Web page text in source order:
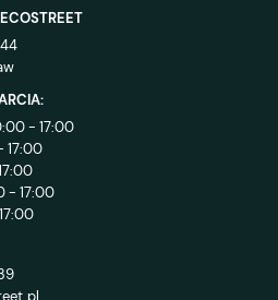
- 17:00
17:00
- 17:00